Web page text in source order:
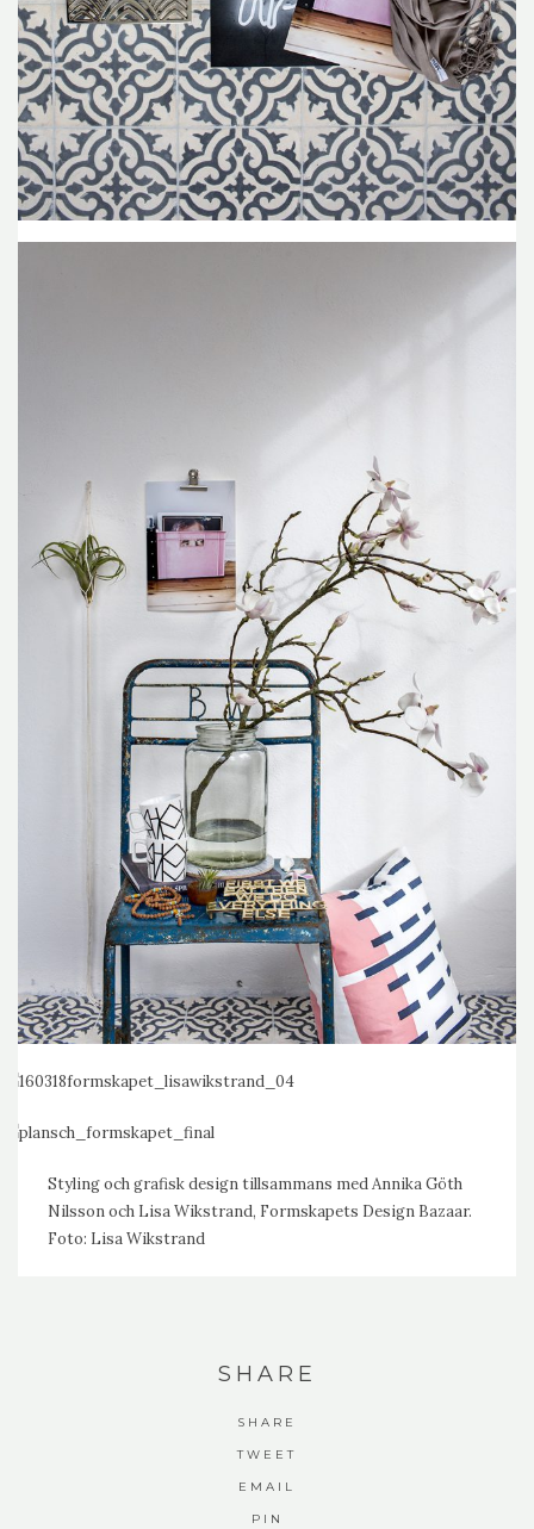
Styling och grafisk design tillsammans med Annika Göth
Nilsson och Lisa Wikstrand, Formskapets Design Bazaar.
Foto: Lisa Wikstrand
SHARE
SHARE
TWEET
EMAIL
PIN